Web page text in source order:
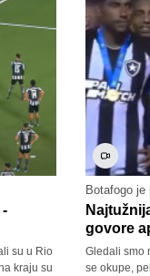
su u Rio
kraju su
Botafogo je
govore
Gledali smo
se okupe,